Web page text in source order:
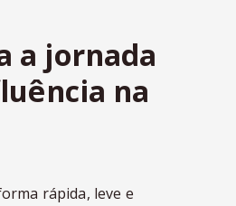
a jornada
na
rápida, leve e